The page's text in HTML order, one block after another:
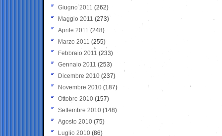
Giugno 2011 (262)
Maggio 2011 (273)
Aprile 2011 (248)
Marzo 2011 (255)
Febbraio 2011 (233)
Gennaio 2011 (253)
Dicembre 2010 (237)
Novembre 2010 (187)
Ottobre 2010 (157)
Settembre 2010 (148)
Agosto 2010 (75)
Luglio 2010 (86)